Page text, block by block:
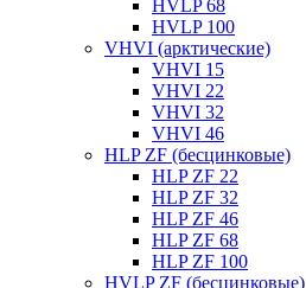
HVLP 68
HVLP 100
VHVI (арктические)
VHVI 15
VHVI 22
VHVI 32
VHVI 46
HLP ZF (бесцинковые)
HLP ZF 22
HLP ZF 32
HLP ZF 46
HLP ZF 68
HLP ZF 100
HVLP ZF (бесцинковые)